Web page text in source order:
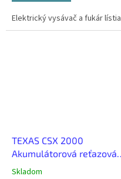
Elektrický vysávač a fukár lístia
TEXAS CSX 2000
Akumulátorová reťazová
píla (20V)
Skladom